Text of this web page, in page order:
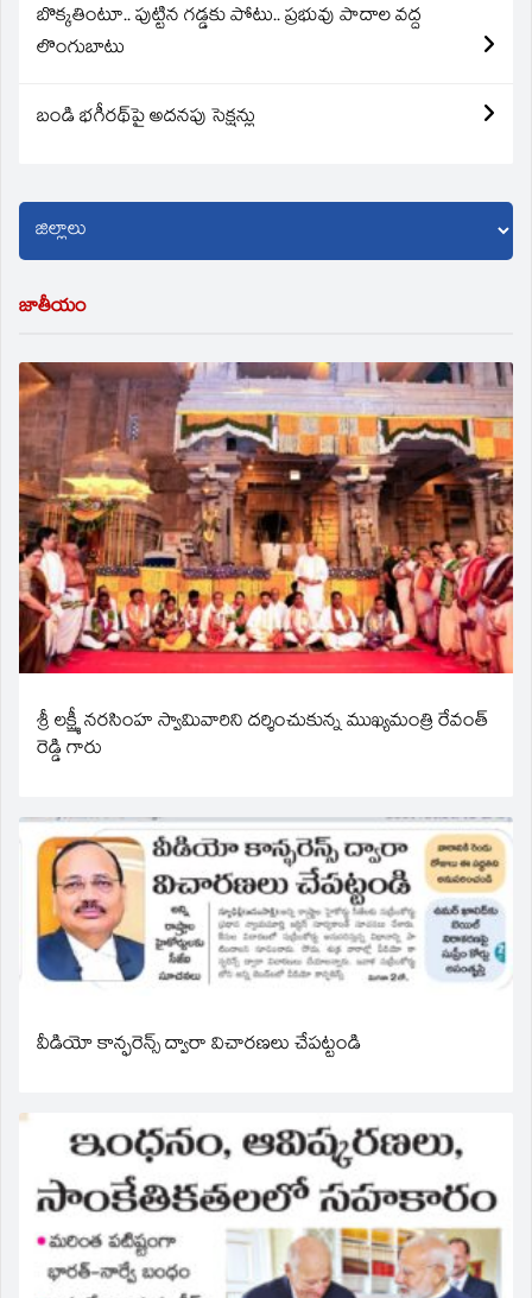
బొక్కతింటూ.. పుట్టిన గడ్డకు పోటు.. ప్రభువు పాదాల వద్ద
లొంగుబాటు
బండి భగీరథ్‌పై అదనపు సెక్షన్లు
జాతీయం
శ్రీ లక్ష్మీ నరసింహ స్వామివారిని దర్శించుకున్న ముఖ్యమంత్రి రేవంత్
రెడ్డి గారు
వీడియో కాన్ఫరెన్స్ ద్వారా విచారణలు చేపట్టండి